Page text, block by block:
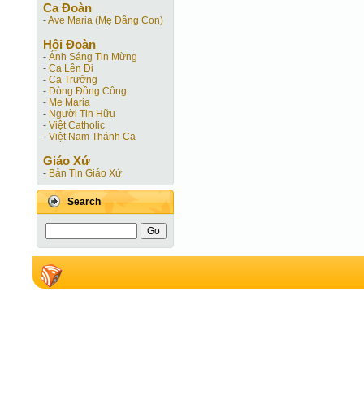
Ca Ðoàn
-Ave Maria (Mẹ Dâng Con)
Hội Ðoàn
- Ánh Sáng Tin Mừng
- Ca Lên Đi
- Ca Trưởng
- Dòng Đồng Công
- Mẹ Maria
- Người Tin Hữu
- Việt Catholic
- Việt Nam Thánh Ca
Giáo Xứ
- Bản Tin Giáo Xứ
Search